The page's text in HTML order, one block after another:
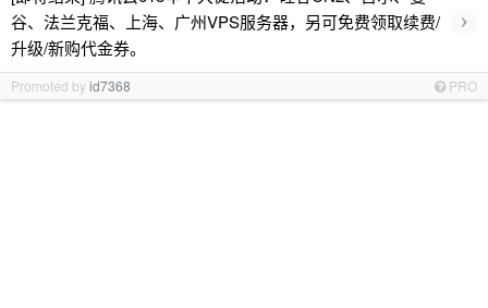
谷、法兰克福、上海、广州VPS服务器，另可免费领取续费/
升级/新购代金券。
›
Promoted byid7368 PRO